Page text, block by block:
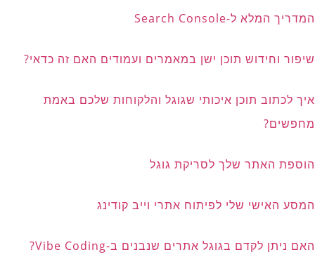
המדריך המלא ל-Search Console
שיפור וחידוש תוכן ישן במאמרים ועמודים האם זה כדאי?
איך לכתוב תוכן איכותי שגוגל והלקוחות שלכם באמת
מחפשים?
הוספת האתר שלך לסריקת גוגל
המסע האישי שלי לפיתוח אתרי וייב קודינג
האם ניתן לקדם בגוגל אתרים שנבנים ב-Vibe Coding?